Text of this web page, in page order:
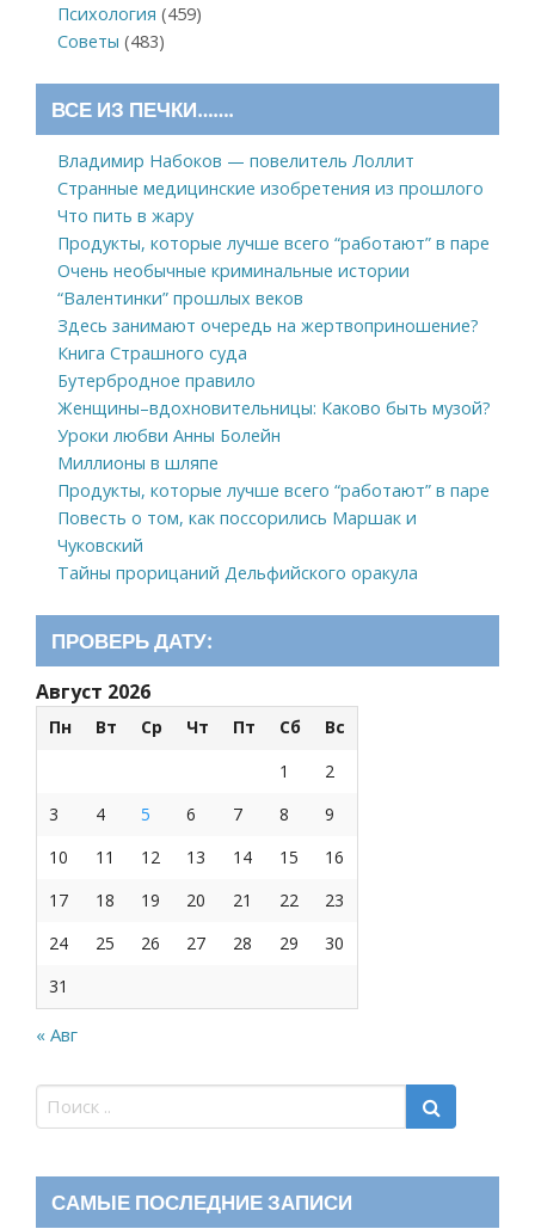
Психология (459)
Советы (483)
ВСЕ ИЗ ПЕЧКИ…….
Владимир Набоков — повелитель Лоллит
Странные медицинские изобретения из прошлого
Что пить в жару
Продукты, которые лучше всего “работают” в паре
Очень необычные криминальные истории
“Валентинки” прошлых веков
Здесь занимают очередь на жертвоприношение?
Книга Страшного суда
Бутербродное правило
Женщины–вдохновительницы: Каково быть музой?
Уроки любви Анны Болейн
Миллионы в шляпе
Продукты, которые лучше всего “работают” в паре
Повесть о том, как поссорились Маршак и
Чуковский
Тайны прорицаний Дельфийского оракула
ПРОВЕРЬ ДАТУ:
Август 2026
Пн Вт Ср Чт Пт Сб
Вс
1
2
3
4 5 6 7 8
9
10
11 12 13 14 15
16
17
18 19 20 21 22
23
24
25 26 27 28 29
30
31
« Авг
САМЫЕ ПОСЛЕДНИЕ ЗАПИСИ